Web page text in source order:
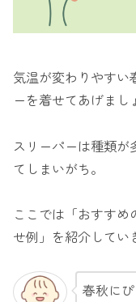
気温が変わりやすい
ーを着せてあげまし
スリーパーは種類が
てしまいがち。
ここでは「おすす
せ例」を紹介してい
春秋にぴ